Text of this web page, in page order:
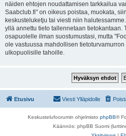
näiden ehtojen noudattamisen tarkkailua
Saabclub.fi" on oikeus poistaa, muokata,
keskusteluketju tai viesti niin
yllä annettu tieto tallennetaan tietokantaan.
osapuolelle ilman suostumustasi, mutta
ole vastuussa mahdollisen
ulkopuolisille tahoille.
Etusivu Viesti Ylläpidolle
Keskustelufoorumin ohjelmisto phpBB®
Käännös: phpBB Suomi